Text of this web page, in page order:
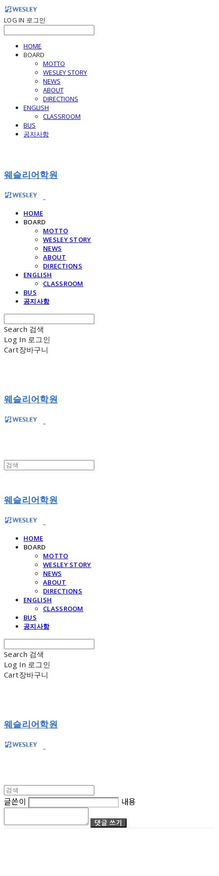
LOG IN 로그인
HOME
BOARD
MOTTO
WESLEY STORY
NEWS
ABOUT
DIRECTIONS
ENGLISH
CLASSROOM
BUS
공지사항
웨슬리어학원
HOME
BOARD
MOTTO
WESLEY STORY
NEWS
ABOUT
DIRECTIONS
ENGLISH
CLASSROOM
BUS
공지사항
Search 검색
Log In 로그인
Cart장바구니
웨슬리어학원
웨슬리어학원
HOME
BOARD
MOTTO
WESLEY STORY
NEWS
ABOUT
DIRECTIONS
ENGLISH
CLASSROOM
BUS
공지사항
Search 검색
Log In 로그인
Cart장바구니
웨슬리어학원
글쓴이 내용
댓글 쓰기